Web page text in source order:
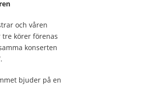
och våren
körer förenas
konserten
bjuder på en